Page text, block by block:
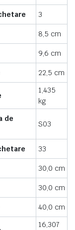
3
8,5 cm
9,6 cm
22,5 cm
1,435
kg
de
S03
33
30,0 cm
30,0 cm
40,0 cm
16,307